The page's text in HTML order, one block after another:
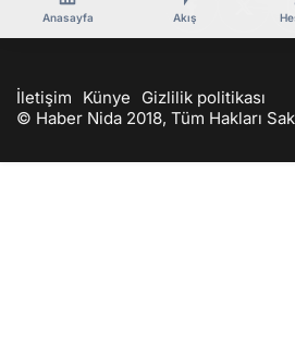
Anasayfa Akış
İletişim Künye
Gizlilik politikası
© Haber Nida 2018, Tüm Hakları